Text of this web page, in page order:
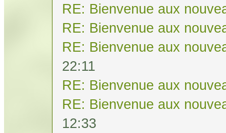
RE: Bienvenue aux
RE: Bienvenue aux
RE: Bienvenue aux
22:11
RE: Bienvenue aux
RE: Bienvenue aux
12:33